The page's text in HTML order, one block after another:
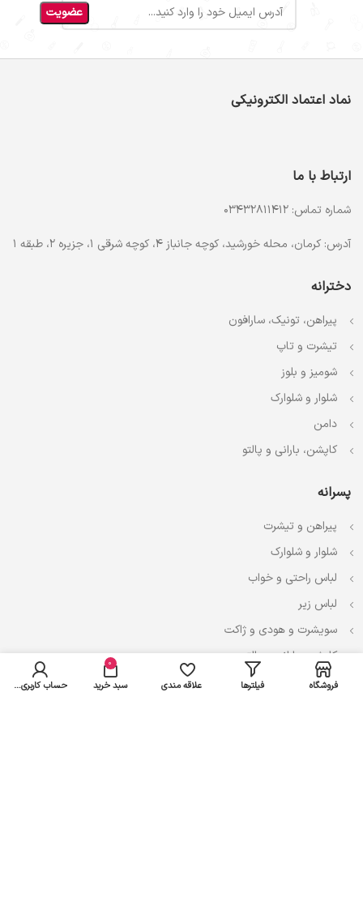
نماد اعتماد الکترونیکی
ارتباط با ما
شماره تماس: 03432811412
آدرس: کرمان، محله خورشید، کوچه جانباز 4، کوچه شرقی 1، جزیره 2، طبقه 1
دخترانه
پیراهن، تونیک، سارافون
تیشرت و تاپ
شومیز و بلوز
شلوار و شلوارک
دامن
کاپشن، بارانی و پالتو
پسرانه
پیراهن و تیشرت
شلوار و شلوارک
لباس راحتی و خواب
لباس زیر
سویشرت و هودی و ژاکت
کاپشن، بارانی و پالتو
فروشگاه فیلترها علاقه مندی
0
سبد خرید حساب کاربری من